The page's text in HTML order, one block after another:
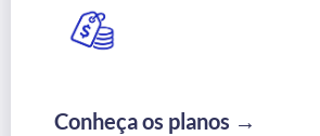
Conheça os planos →